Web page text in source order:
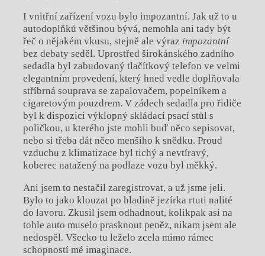
I vnitřní zařízení vozu bylo impozantní. Jak už to u
autodoplňků většinou bývá, nemohla ani tady být
řeč o nějakém vkusu, stejně ale výraz impozantní
bez debaty seděl. Uprostřed širokánského zadního
sedadla byl zabudovaný tlačítkový telefon ve velmi
elegantním provedení, který hned vedle doplňovala
stříbrná souprava se zapalovačem, popelníkem a
cigaretovým pouzdrem. V zádech sedadla pro řidiče
byl k dispozici výklopný skládací psací stůl s
poličkou, u kterého jste mohli buď něco sepisovat,
nebo si třeba dát něco menšího k snědku. Proud
vzduchu z klimatizace byl tichý a nevtíravý,
koberec natažený na podlaze vozu byl měkký.
Ani jsem to nestačil zaregistrovat, a už jsme jeli.
Bylo to jako klouzat po hladině jezírka rtuti nalité
do lavoru. Zkusil jsem odhadnout, kolikpak asi na
tohle auto muselo prasknout peněz, nikam jsem ale
nedospěl. Všecko tu leželo zcela mimo rámec
schopností mé imaginace.